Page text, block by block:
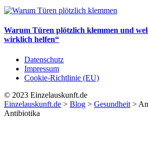
Warum Türen plötzlich klemmen und
wirklich helfen“
Datenschutz
Impressum
Cookie-Richtlinie (EU)
© 2023 Einzelauskunft.de
Einzelauskunft.de > Blog > Gesundheit >
Antibiotika